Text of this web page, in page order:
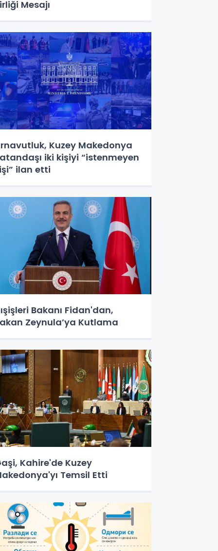
Mesajı
Kuzey Makedonya
iki kişiyi “istenmeyen
ilan etti
Bakanı Fidan'dan,
Zeynula’ya Kutlama
Kahire'de Kuzey
Temsil Etti